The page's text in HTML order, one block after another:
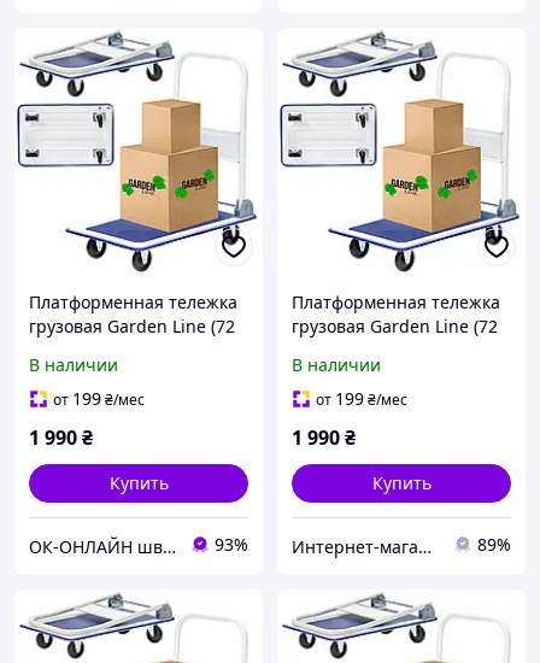
Платформенная тележка
грузовая Garden Line (72
ручкой |
грузоподъемность - 150
В наличии
от 199₴/мес
1 990₴
Купить
ОК-ОНЛАЙН швидко та якісно 93%
Платформенная тележка
грузовая Garden Line (72
ручкой |
грузоподъемность - 150
В наличии
от 199₴/мес
1 990₴
Купить
Интернет-магазин "САДКО" 89%